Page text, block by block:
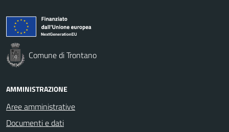
Comune di Trontano
AMMINISTRAZIONE
Aree amministrative
Documenti e dati